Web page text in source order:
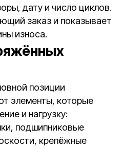
дату и число циклов.
заказ и показывает
износа.
позиции
элементы, которые
и нагрузку:
подшипниковые
крепёжные